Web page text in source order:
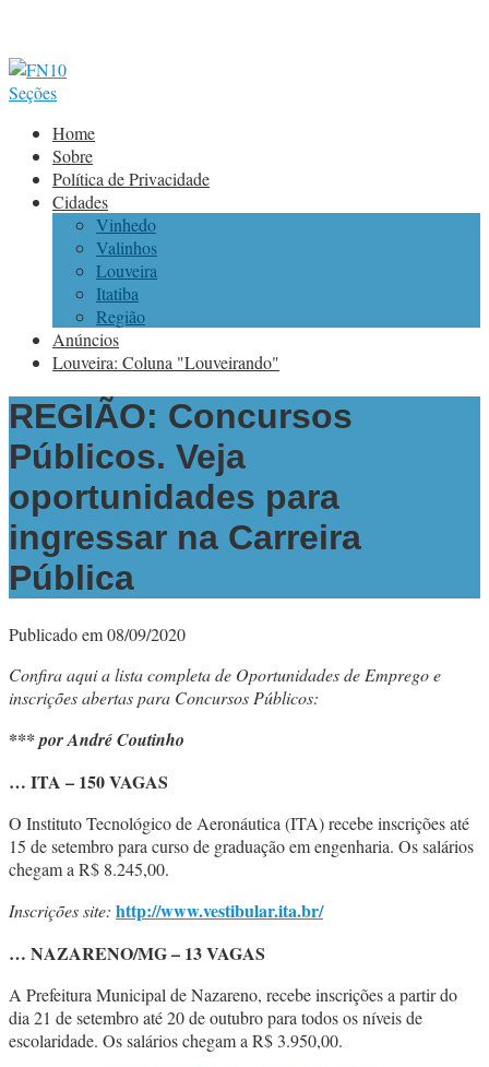
Seções
Home
Sobre
Política de Privacidade
Cidades
Vinhedo
Valinhos
Louveira
Itatiba
Região
Anúncios
Louveira: Coluna "Louveirando"
REGIÃO: Concursos
Públicos. Veja
oportunidades para
ingressar na Carreira
Pública
Publicado em 08/09/2020
Confira aqui a lista completa de Oportunidades de Emprego e
inscrições abertas para Concursos Públicos:
*** por André Coutinho
… ITA – 150 VAGAS
O Instituto Tecnológico de Aeronáutica (ITA) recebe inscrições até
15 de setembro para curso de graduação em engenharia. Os salários
chegam a R$ 8.245,00.
Inscrições site: http://www.vestibular.ita.br/
… NAZARENO/MG – 13 VAGAS
A Prefeitura Municipal de Nazareno, recebe inscrições a partir do
dia 21 de setembro até 20 de outubro para todos os níveis de
escolaridade. Os salários chegam a R$ 3.950,00.